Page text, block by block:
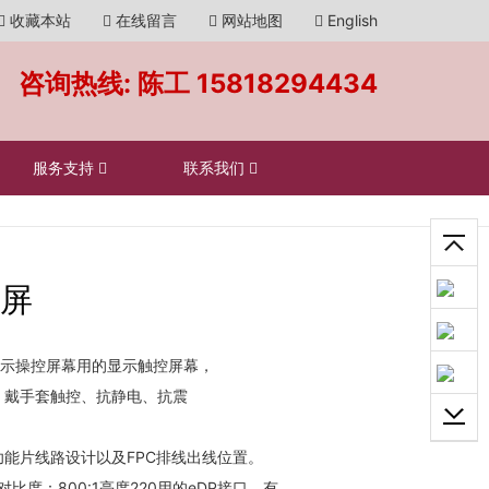
收藏本站 在线留言 网站地图 English
咨询热线: 陈工 15818294434
服务支持 联系我们
控屏幕用的显示触控屏幕，
手套触控、抗静电、抗震
片线路设计以及FPC排线出线位置。